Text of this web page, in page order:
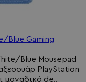
Blue Gaming
Blue Mousepad
PlayStation
μοναδικό de..